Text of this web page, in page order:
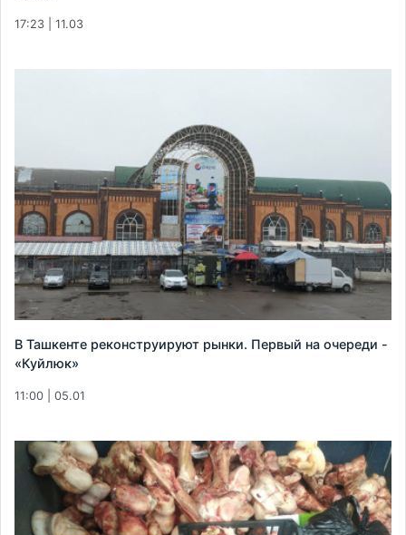
17:23 | 11.03
В Ташкенте реконструируют рынки. Первый на очереди -
«Куйлюк»
11:00 | 05.01